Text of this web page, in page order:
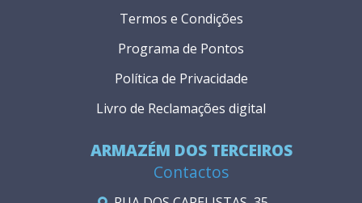
ARMAZÉM DOS TERCEIROS
Contactos
Termos e Condições
Programa de Pontos
Política de Privacidade
Livro de Reclamações digital